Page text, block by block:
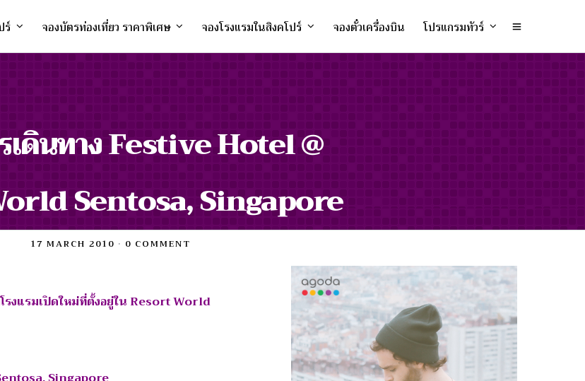
ร์ จองบัตรท่องเที่ยว ราคาพิเศษ จองโรงแรมในสิงคโปร์ จองตั๋วเครื่องบิน โปรแกรมทัวร์
ดินทาง Festive Hotel @
Sentosa, Singapore
17 MARCH 2010 • 0 COMMENT
งแรมเปิดใหม่ที่ตั้งอยู่ใน Resort World